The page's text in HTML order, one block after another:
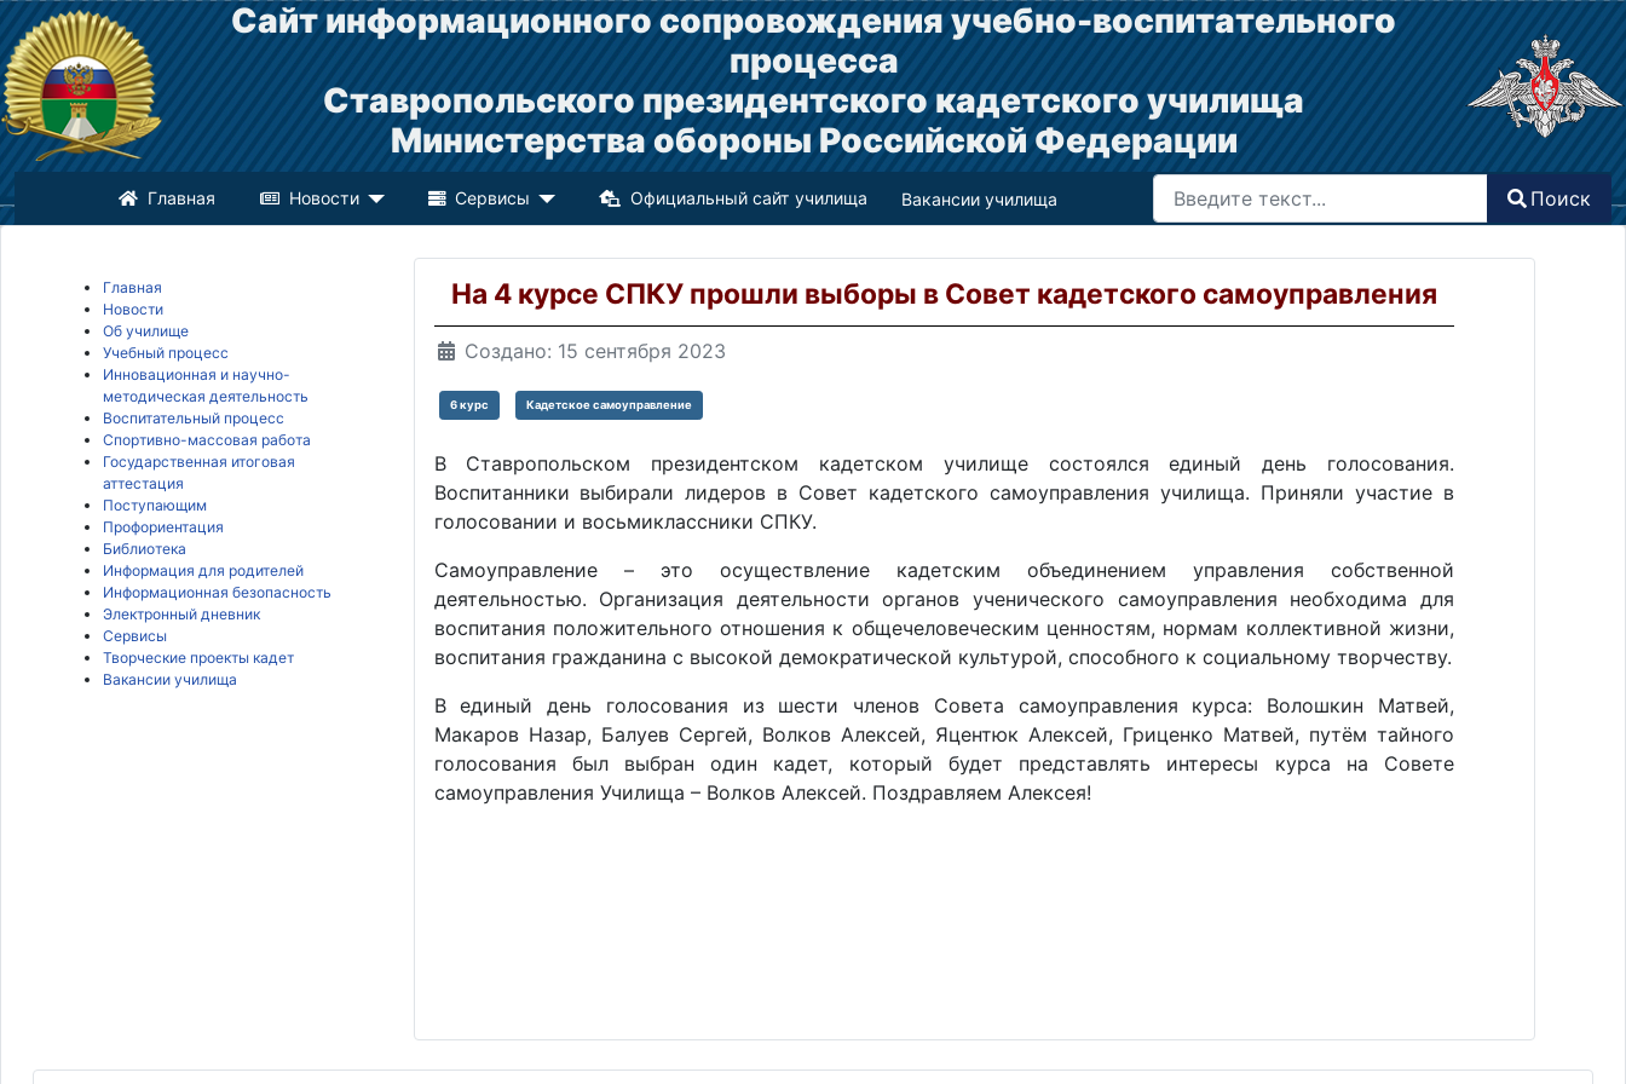
Сайт информационного сопровождения учебно-воспитательного
процесса
Ставропольского президентского кадетского училища
Министерства обороны Российской Федерации
Главная Новости Сервисы Официальный сайт училища Вакансии училища
Поиск
Поиск
Главная
Новости
Об училище
Учебный процесс
Инновационная и научно-
методическая деятельность
Воспитательный процесс
Спортивно-массовая работа
Государственная итоговая
аттестация
Поступающим
Профориентация
Библиотека
Информация для родителей
Информационная безопасность
Электронный дневник
Сервисы
Творческие проекты кадет
Вакансии училища
На 4 курсе СПКУ прошли выборы в Совет кадетского самоуправления
Создано: 15 сентября 2023
6 курс Кадетское самоуправление
В Ставропольском президентском кадетском училище состоялся единый день голосования.
Воспитанники выбирали лидеров в Совет кадетского самоуправления училища. Приняли участие в
голосовании и восьмиклассники СПКУ.
Самоуправление – это осуществление кадетским объединением управления собственной
деятельностью. Организация деятельности органов ученического самоуправления необходима для
воспитания положительного отношения к общечеловеческим ценностям, нормам коллективной жизни,
воспитания гражданина с высокой демократической культурой, способного к социальному творчеству.
В единый день голосования из шести членов Совета самоуправления курса: Волошкин Матвей,
Макаров Назар, Балуев Сергей, Волков Алексей, Яцентюк Алексей, Гриценко Матвей, путём тайного
голосования был выбран один кадет, который будет представлять интересы курса на Совете
самоуправления Училища – Волков Алексей. Поздравляем Алексея!